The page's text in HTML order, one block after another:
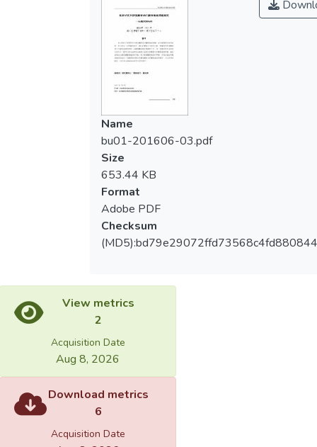
差的情況，是處理教育研究中課堂觀察法的
觀察偏差問題時，可以思考的路徑，以作為
日後使用此研究方法的參考。
Name
bu01-201606-03.pdf
Size
653.44 KB
Format
Adobe PDF
Checksum
View metrics
2
Acquisition Date
Aug 8, 2026
Download metrics
6
Acquisition Date